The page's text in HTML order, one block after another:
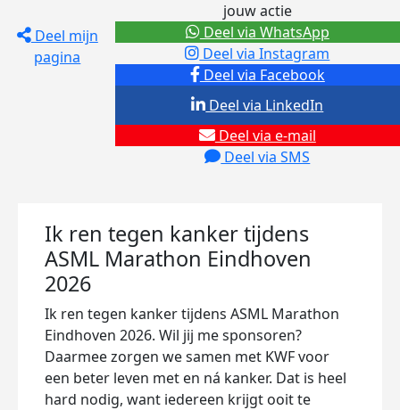
Deel mijn
pagina
jouw actie
Deel via Facebook
Deel via Instagram
Deel via e-mail
Deel via SMS
Deel via LinkedIn
Deel via WhatsApp
Ik ren tegen kanker tijdens
ASML Marathon Eindhoven
2026
Ik ren tegen kanker tijdens ASML Marathon
Eindhoven 2026. Wil jij me sponsoren?
Daarmee zorgen we samen met KWF voor
een beter leven met en ná kanker. Dat is heel
hard nodig, want iedereen krijgt ooit te